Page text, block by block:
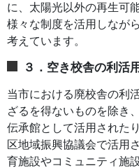
に、太陽光以外の再生可
様々な制度を活用しなが
考えています。
３．空き校舎の利活
当市における廃校舎の利
ざるを得ないものを除き
伝承館として活用された
区地域振興協議会で活用
育施設やコミュニティ施